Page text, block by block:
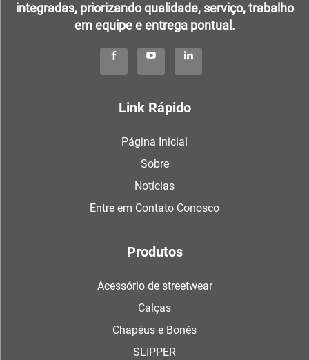
integradas, priorizando qualidade, serviço, trabalho
em equipe e entrega pontual.
Link Rápido
Página Inicial
Sobre
Notícias
Entre em Contato Conosco
Produtos
Acessório de streetwear
Calças
Chapéus e Bonés
SLIPPER